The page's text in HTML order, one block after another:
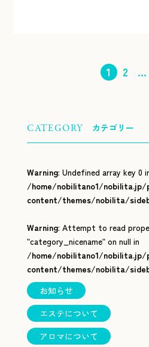
1 2 …
CATEGORY カテゴリー
Warning: Undefined array key 0
/home/nobilitano1/nobilita.jp/
content/themes/nobilita/
Warning: Attempt to read
"category_nicename" on null in
/home/nobilitano1/nobilita.jp/
content/themes/nobilita/
お知らせ
エステについて
アロマについて